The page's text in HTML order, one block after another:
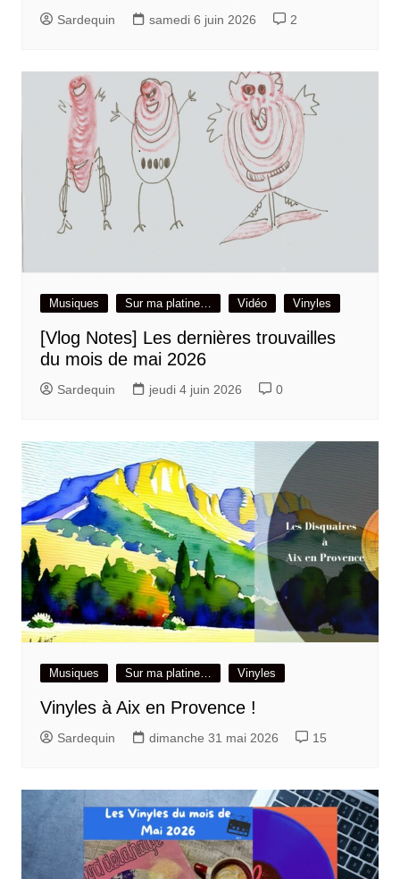
Sardequin samedi 6 juin 2026 2
Musiques Sur ma platine… Vidéo Vinyles
[Vlog Notes] Les dernières trouvailles
du mois de mai 2026
Sardequin jeudi 4 juin 2026 0
Musiques Sur ma platine… Vinyles
Vinyles à Aix en Provence !
Sardequin dimanche 31 mai 2026 15